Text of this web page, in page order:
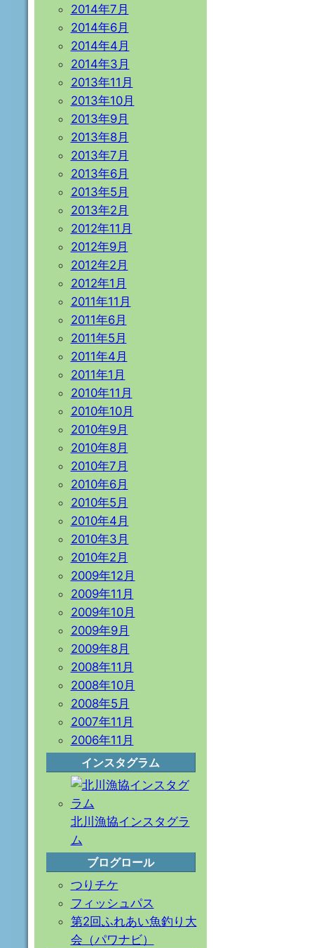
2014年7月
2014年6月
2014年4月
2014年3月
2013年11月
2013年10月
2013年9月
2013年8月
2013年7月
2013年6月
2013年5月
2013年2月
2012年11月
2012年9月
2012年2月
2012年1月
2011年11月
2011年6月
2011年5月
2011年4月
2011年1月
2010年11月
2010年10月
2010年9月
2010年8月
2010年7月
2010年6月
2010年5月
2010年4月
2010年3月
2010年2月
2009年12月
2009年11月
2009年10月
2009年9月
2009年8月
2008年11月
2008年10月
2008年5月
2007年11月
2006年11月
インスタグラム
北川漁協インスタグラ
ム
ブログロール
つりチケ
フィッシュパス
第2回ふれあい魚釣り大
会（パワナビ）